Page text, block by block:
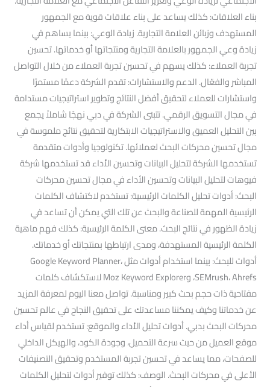
بناء العلاقات: كذلك يساعد على بناء علاقات قوية مع الجمهور
المستهدف وزبائن العلامة التجارية. زيادة الوعي: بينما يساهم في
زيادة وعي الجمهور بالعلامة التجارية ومنتجاتها أو خدماتها. تحسين
تجربة العملاء: كذلك يسهم في تحسين تجربة العملاء من خلال التواصل
المباشر والفعّال. الدعم والاستشارات: تقدم الشركة دعمًا مستمرًا
واستشارات للعملاء لتحقيق أفضل النتائج وتطوير استراتيجيات مستدامة
في مجال التسويق الرقمي. تتبنى الشركة في دبي نهجًا شاملاً يجمع
بين التحليل العميق والاستراتيجيات الابتكارية لتحقيق نتائج ملموسة في
مجال تحسين محركات البحث لعملائها. تكنولوجيا وأدوات متقدمة
تستخدمها الشركة لتحليل البيانات وتحسين الأداء قد تستخدمها شركة
فيوهات لتحليل البيانات وتحسين الأداء في مجال تحسين محركات
البحث: أدوات تحليل الكلمات الرئيسية: تستخدم لاكتشاف الكلمات
الرئيسية المهمة للصناعة والبحث عن تلك التي يمكن أن تساعد في
زيادة الظهور في نتائج البحث. معنى الكلمة الرئيسية: كذلك فهم ماهية
الكلمة الرئيسية المستهدفة، ومدى ارتباطها بمنتجاتك أو خدماتك.
أدوات للبحث: بينما استخدام أدوات مثل Google Keyword Planner،
SEMrush، Ahrefs، وMoz Keyword Explorer لاستكشاف كلمات
مفتاحية ذات حجم بحث كبير ومناسبة. تواصل معنا اليوم لمعرفة المزيد
عن خدماتنا وكيف يمكننا مساعدتك على تحقيق النجاح في عالم تحسين
محركات البحث بدبي. أدوات تحليل الأداء والموقع: تستخدم لقياس أداء
موقع العميل من حيث سرعة التحميل، وجودة الكود، والهيكل الداخلي
للصفحات، مما يساعد في تحسين تجربة المستخدم وتحقيق التصنيفات
الأعلى في محركات البحث. الوصف: كذلك توفير أدوات لتحليل الكلمات